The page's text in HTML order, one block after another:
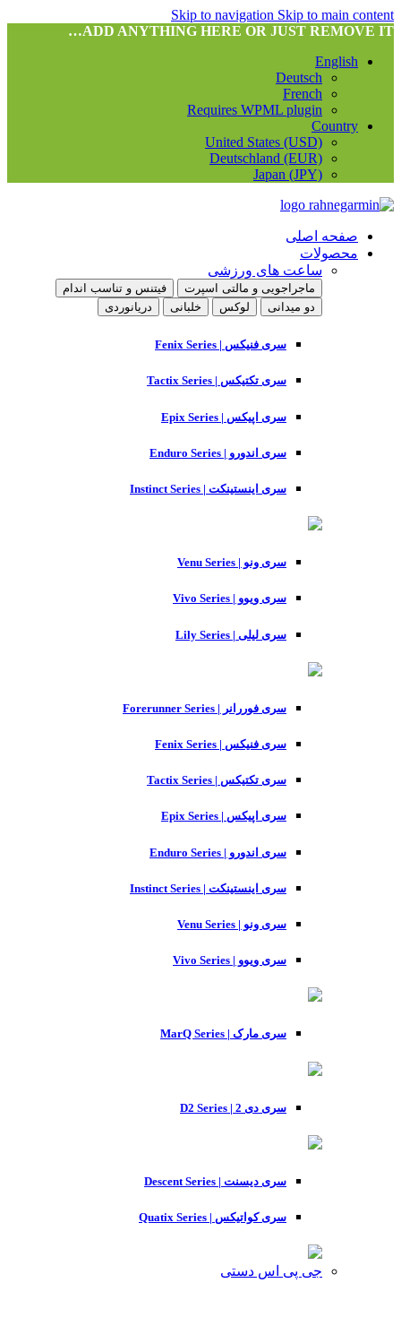
Skip to navigation Skip to main content
ADD ANYTHING HERE OR JUST REMOVE IT…
English
Deutsch
French
Requires WPML plugin
Country
United States (USD)
Deutschland (EUR)
Japan (JPY)
صفحه اصلی
محصولات
ساعت های ورزشی
ماجراجویی و مالتی اسپرت
فیتنس و تناسب اندام
دو میدانی
لوکس خلبانی دریانوردی
سری فنیکس | Fenix Series
سری تکتیکس | Tactix Series
سری اپیکس | Epix Series
سری اندورو | Enduro Series
سری اینستینکت | Instinct Series
سری ونو | Venu Series
سری ویوو | Vivo Series
سری لیلی | Lily Series
سری فوررانر | Forerunner Series
سری فنیکس | Fenix Series
سری تکتیکس | Tactix Series
سری اپیکس | Epix Series
سری اندورو | Enduro Series
سری اینستینکت | Instinct Series
سری ونو | Venu Series
سری ویوو | Vivo Series
سری مارک | MarQ Series
سری دی 2 | D2 Series
سری دیسنت | Descent Series
سری کواتیکس | Quatix Series
جی پی اس دستی